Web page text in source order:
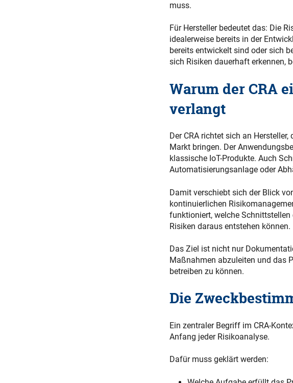
muss.
Für Hersteller bedeutet das: Die
idealerweise bereits in der
bereits entwickelt sind oder sich
sich Risiken dauerhaft erkennen,
Warum der CRA
verlangt
Der CRA richtet sich an
Markt bringen. Der
klassische IoT-Produkte. Auch
Automatisierungsanlage oder
Damit verschiebt sich der Blick
kontinuierlichen
funktioniert, welche
Risiken daraus entstehen können.
Das Ziel ist nicht nur
Maßnahmen abzuleiten und das
betreiben zu können.
Die
Ein zentraler Begriff im CRA-
Anfang jeder Risikoanalyse.
Dafür muss geklärt werden: